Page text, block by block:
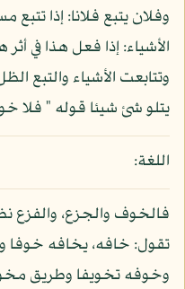
وفلان يتبع فلانا: إذا تتبع
الأشياء: إذا فعل هذا في
وتتابعت الأشياء والتبع
يتلو شئ شيئا قوله " فلا
اللغة:
فالخوف والجزع، والفزع
تقول: خافه، يخافه خوفا
وخوفه تخويفا وطريق